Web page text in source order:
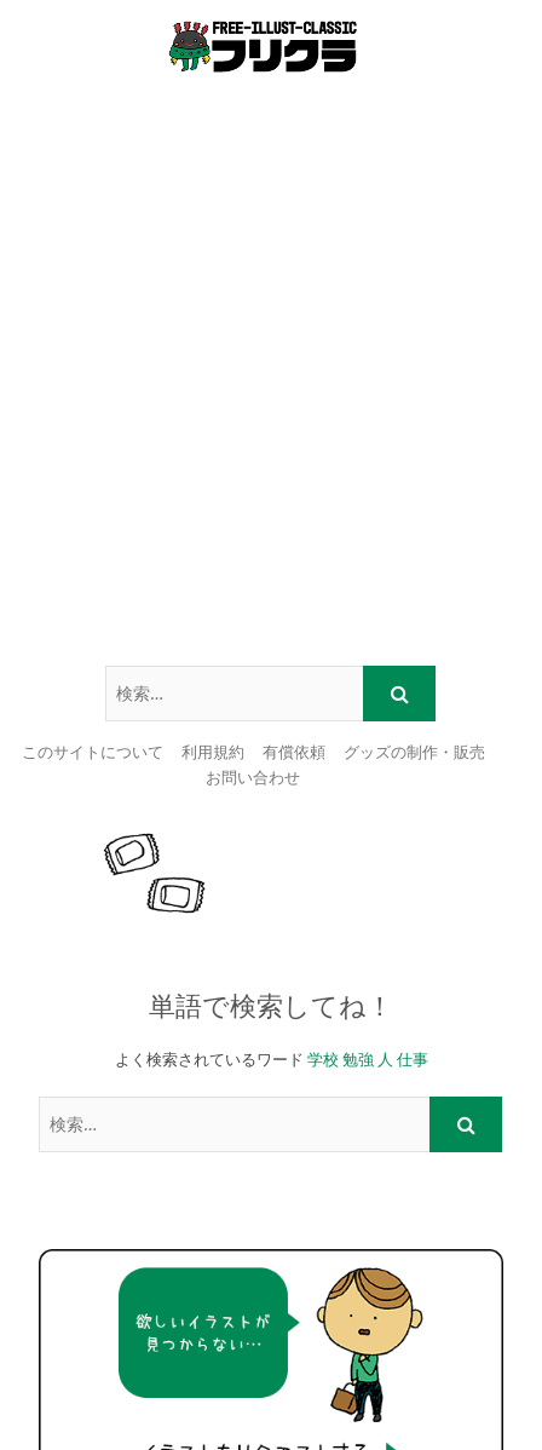
このサイトについて 利用規約 有償依頼
グッズの制作・販売
お問い合わせ
to
content
単語で検索してね！
よく検索されているワード 学校 勉強 人 仕事